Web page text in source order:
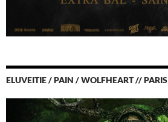
ELUVEITIE / PAIN / WOLFHEART // PARIS